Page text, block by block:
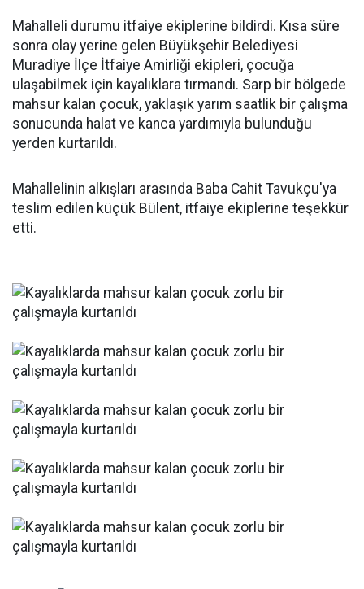
Mahalleli durumu itfaiye ekiplerine bildirdi. Kısa süre
sonra olay yerine gelen Büyükşehir Belediyesi
Muradiye İlçe İtfaiye Amirliği ekipleri, çocuğa
ulaşabilmek için kayalıklara tırmandı. Sarp bir bölgede
mahsur kalan çocuk, yaklaşık yarım saatlik bir çalışma
sonucunda halat ve kanca yardımıyla bulunduğu
yerden kurtarıldı.
Mahallelinin alkışları arasında Baba Cahit Tavukçu'ya
teslim edilen küçük Bülent, itfaiye ekiplerine teşekkür
etti.